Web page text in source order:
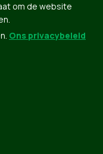
om de website
Ons privacybeleid